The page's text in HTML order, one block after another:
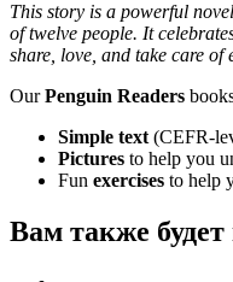
This story is a powerful
of twelve people. It
share, love, and take care of
OurPenguin Readers
Simple text (CEFR-
Pictures to help you
Fun exercises to help
Вам также